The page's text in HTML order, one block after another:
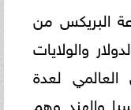
البريكس من
والولايات
لعدة
والهند وهم